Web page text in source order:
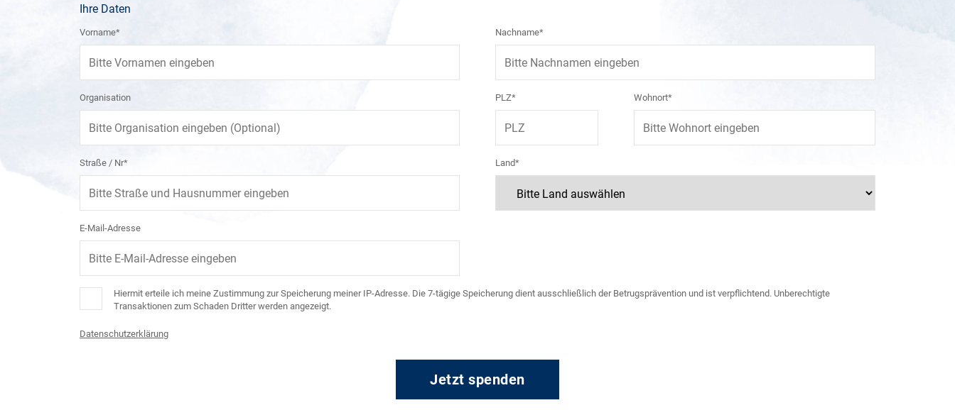
Ihre Daten
Vorname* Nachname*
Organisation PLZ* Wohnort*
Straße / Nr* Land*
E-Mail-Adresse
Hiermit erteile ich meine Zustimmung zur Speicherung meiner IP-Adresse. Die 7-tägige Speicherung dient ausschließlich der Betrugsprävention und ist verpflichtend. Unberechtigte
Transaktionen zum Schaden Dritter werden angezeigt.
Datenschutzerklärung
Jetzt spenden